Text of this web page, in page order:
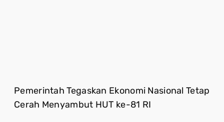
Pemerintah Tegaskan Ekonomi Nasional Tetap
Cerah Menyambut HUT ke-81 RI